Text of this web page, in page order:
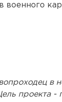
военного
в
проекта -